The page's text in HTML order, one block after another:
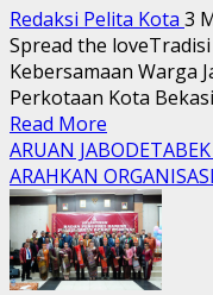
Redaksi Pelita Kota 3
Spread the
Kebersamaan Warga
Perkotaan Kota
Read More
more
about
Tradisi
Sedekah
Bumi
Hidupkan
ARUAN
ARAHKAN